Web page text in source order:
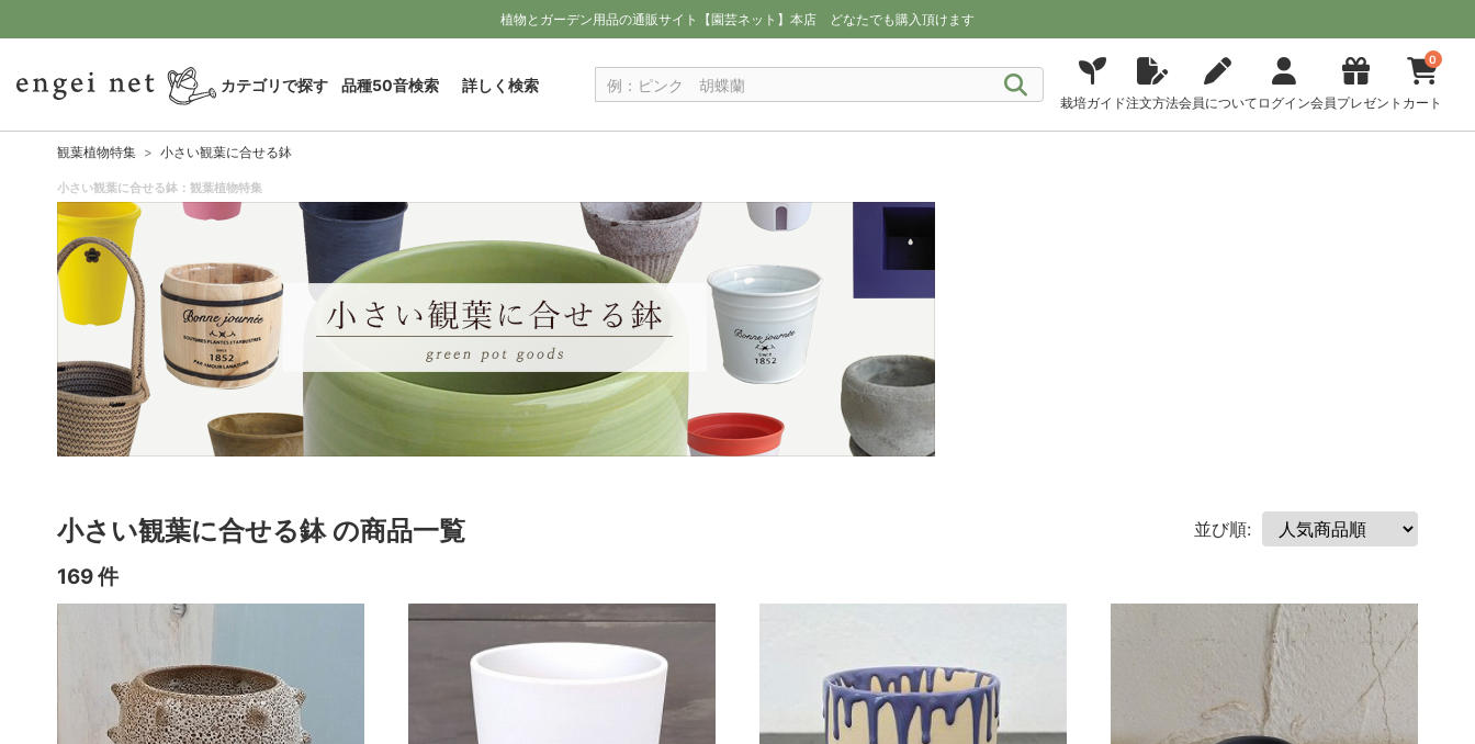
植物とガーデン用品の通販サイト【園芸ネット】本店 どなたでも購入頂けます
カテゴリで探す 品種50音検索 詳しく検索
栽培ガイド注文方法会員について ログイン会員プレゼント
0
カート
観葉植物特集 小さい観葉に合せる鉢
小さい観葉に合せる鉢：観葉植物特集
小さい観葉に合せる鉢 の商品一覧 並び順:
169 件